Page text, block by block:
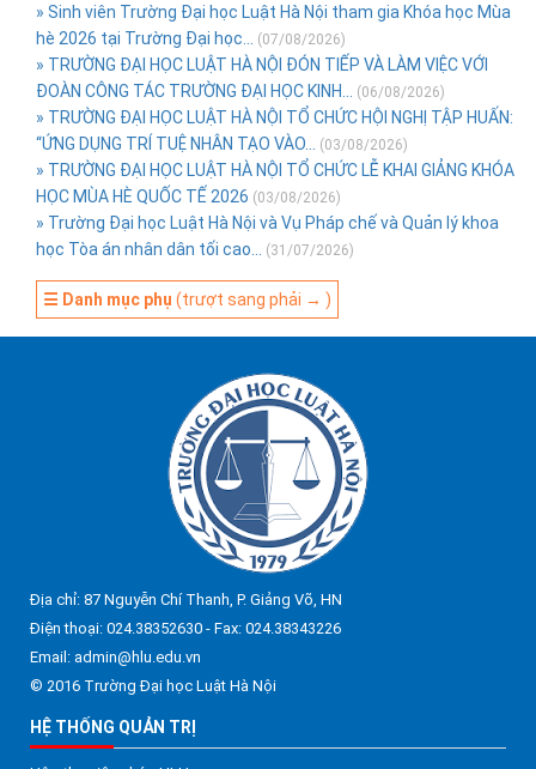
» Sinh viên Trường Đại học Luật Hà Nội tham gia Khóa học Mùa
hè 2026 tại Trường Đại học...
(07/08/2026)
» TRƯỜNG ĐẠI HỌC LUẬT HÀ NỘI ĐÓN TIẾP VÀ LÀM VIỆC VỚI
ĐOÀN CÔNG TÁC TRƯỜNG ĐẠI HỌC KINH...
(06/08/2026)
» TRƯỜNG ĐẠI HỌC LUẬT HÀ NỘI TỔ CHỨC HỘI NGHỊ TẬP HUẤN:
“ỨNG DỤNG TRÍ TUỆ NHÂN TẠO VÀO...
(03/08/2026)
» TRƯỜNG ĐẠI HỌC LUẬT HÀ NỘI TỔ CHỨC LỄ KHAI GIẢNG KHÓA
HỌC MÙA HÈ QUỐC TẾ 2026 (03/08/2026)
» Trường Đại học Luật Hà Nội và Vụ Pháp chế và Quản lý khoa
học Tòa án nhân dân tối cao...
(31/07/2026)
☰ Danh mục phụ (trượt sang phải → )
Địa chỉ: 87 Nguyễn Chí Thanh, P. Giảng Võ, HN
Điện thoại: 024.38352630 - Fax: 024.38343226
Email: admin@hlu.edu.vn
© 2016 Trường Đại học Luật Hà Nội
HỆ THỐNG QUẢN TRỊ